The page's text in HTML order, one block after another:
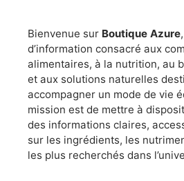
Bienvenue sur Boutique Azure
d’information consacré aux
alimentaires, à la nutrition, au
et aux solutions naturelles
accompagner un mode de vie
mission est de mettre à
des informations claires,
sur les ingrédients, les
les plus recherchés dans